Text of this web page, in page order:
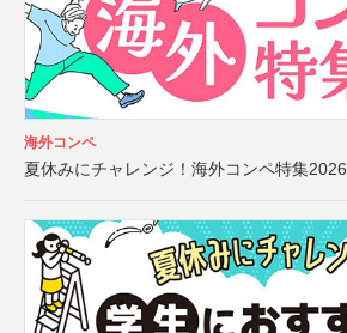
海外コンペ
夏休みにチャレンジ！海外コンペ特集2026